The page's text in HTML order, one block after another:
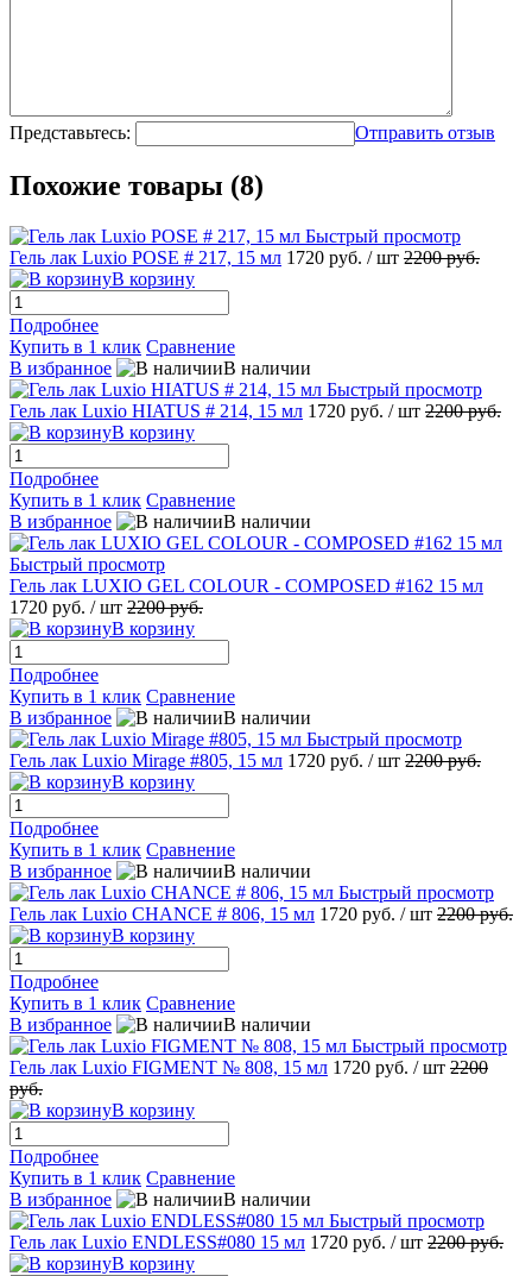
Представьтесь: Отправить отзыв
Похожие товары (8)
Быстрый просмотр
Гель лак Luxio POSE # 217, 15 мл 1720 руб. / шт 2200 руб.
В корзину
Подробнее
Купить в 1 клик Сравнение
В избранное
В наличии
Быстрый просмотр
Гель лак Luxio HIATUS # 214, 15 мл 1720 руб. / шт 2200 руб.
В корзину
Подробнее
Купить в 1 клик Сравнение
В избранное
В наличии
Быстрый просмотр
Гель лак LUXIO GEL COLOUR - COMPOSED #162 15 мл
1720 руб. / шт 2200 руб.
В корзину
Подробнее
Купить в 1 клик Сравнение
В избранное
В наличии
Быстрый просмотр
Гель лак Luxio Mirage #805, 15 мл 1720 руб. / шт 2200 руб.
В корзину
Подробнее
Купить в 1 клик Сравнение
В избранное
В наличии
Быстрый просмотр
Гель лак Luxio CHANCE # 806, 15 мл 1720 руб. / шт 2200 руб.
В корзину
Подробнее
Купить в 1 клик Сравнение
В избранное
В наличии
Быстрый просмотр
Гель лак Luxio FIGMENT № 808, 15 мл 1720 руб. / шт 2200
руб.
В корзину
Подробнее
Купить в 1 клик Сравнение
В избранное
В наличии
Быстрый просмотр
Гель лак Luxio ENDLESS#080 15 мл 1720 руб. / шт 2200 руб.
В корзину